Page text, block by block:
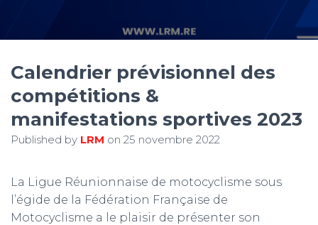
Calendrier prévisionnel des
compétitions &
manifestations sportives 2023
Published by LRM on 25 novembre 2022
La Ligue Réunionnaise de motocyclisme sous
l’égide de la Fédération Française de
Motocyclisme a le plaisir de présenter son